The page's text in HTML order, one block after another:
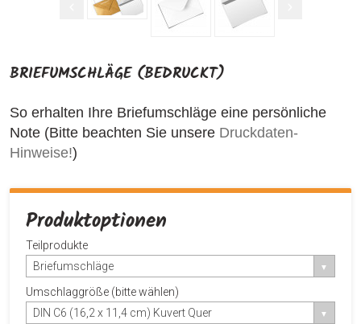
BRIEFUMSCHLÄGE (BEDRUCKT)
So erhalten Ihre Briefumschläge eine persönliche
Note (Bitte beachten Sie unsere Druckdaten-
Hinweise!)
Produktoptionen
Teilprodukte
Briefumschläge
Umschlaggröße (bitte wählen)
DIN C6 (16,2 x 11,4 cm) Kuvert Quer